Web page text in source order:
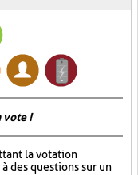
vote !
la votation
des questions sur un